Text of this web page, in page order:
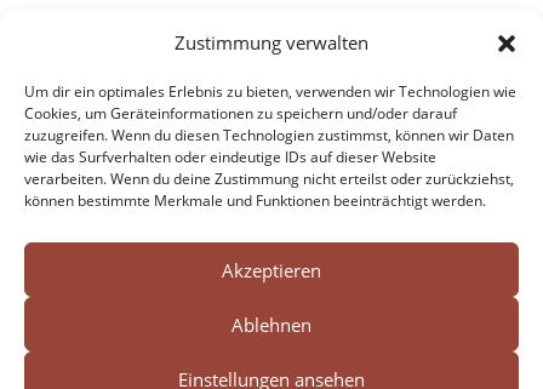
Zustimmung verwalten
Um dir ein optimales Erlebnis zu bieten, verwenden wir Technologien wie
Cookies, um Geräteinformationen zu speichern und/oder darauf
zuzugreifen. Wenn du diesen Technologien zustimmst, können wir Daten
wie das Surfverhalten oder eindeutige IDs auf dieser Website
verarbeiten. Wenn du deine Zustimmung nicht erteilst oder zurückziehst,
können bestimmte Merkmale und Funktionen beeinträchtigt werden.
Akzeptieren
Ablehnen
Einstellungen ansehen
1
Search Button
